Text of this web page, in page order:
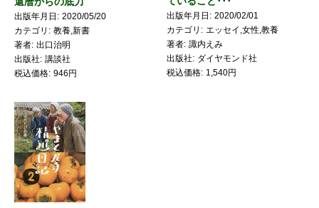
出版年月日
2020/05/20
カテゴリ
教養,新書
著者 出口治明
出版社
講談社
税込価格 946円
出版年月日
2020/02/01
カテゴリ
エッセイ,女性,教養
著者 諏内えみ
出版社
ダイヤモンド社
税込価格
1,540円